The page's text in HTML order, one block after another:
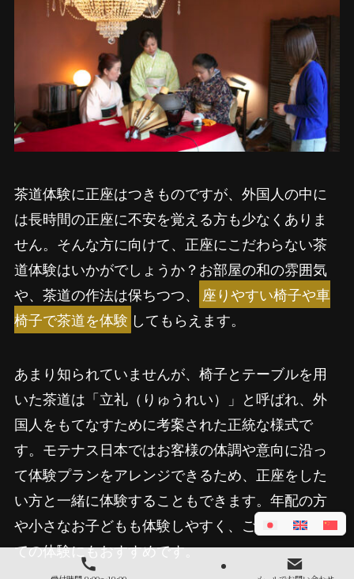
茶道体験に正座はつきものですが、外国人の中に
は長時間の正座に不安を覚える方も少なくありま
せん。そんな方に向けて、正座にこだわらない茶
道体験はいかがでしょうか？お部屋の和の雰囲気
や、茶道の作法は保ちつつ、
座りやすい椅子や車
椅子で茶道を体験 してもらえます。
あまり知られていませんが、椅子とテーブルを用
いた茶道は「立礼（りゅうれい）」と呼ばれ、外
国人をもてなすために考案された正統な様式で
す。モテナス日本ではお客様の体調や意向に沿っ
て体験プランをアレンジできるため、正座をした
い方と一緒に体験することもできます。年配の方
や小さなお子どもも体験しやすく、ご家族そろっ
ての体験にもおすすめです。